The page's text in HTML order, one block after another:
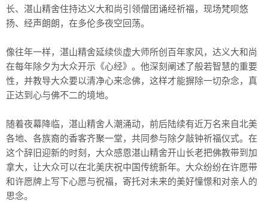
长、湛山精舍住持达义大和尚引领僧团诵经祈福，现场梵呗悠
扬、经声朗朗，在多伦多夜空回荡。
像往年一样，湛山精舍延续倓虚大师所创百年家风，达义大和尚
在每年除夕为大众开示《心经》。他深刻阐述了般若智慧的重要
性，并教导大众要以清净心来念佛，这样才能摒除一切杂念，真
正达到心与佛不二的境地。
随着夜幕降临，湛山精舍人潮涌动，前后陆续有近万名来自北美
各地、各族裔的香客齐聚一堂，共同参与除夕敲钟祈福仪式。在
这个辞旧迎新的时刻，大众感恩湛山精舍开山长老把佛教带到加
拿大，让大众可以在北美庆祝中国传统新年。大众纷纷在许愿带
和许愿牌上写下心愿与祝福，寄托对未来的美好憧憬和对亲人的
思念。